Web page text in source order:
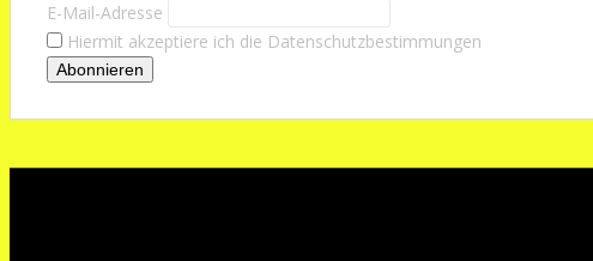
E-Mail-Adresse
Hiermit akzeptiere ich die Datenschutzbestimmungen